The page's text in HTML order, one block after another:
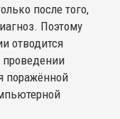
после того,
Поэтому
отводится
проведении
поражённой